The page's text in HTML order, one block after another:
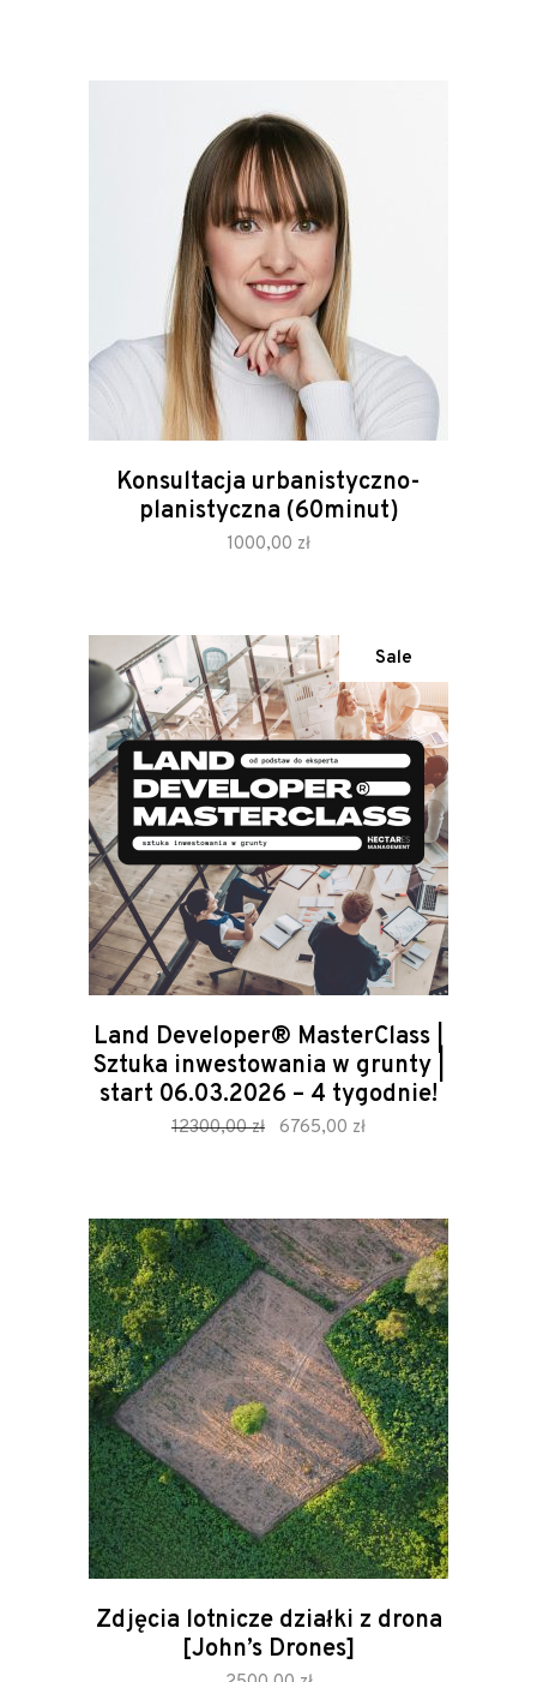
Konsultacja urbanistyczno-
planistyczna (60minut)
1000,00 zł
zamów
Sale
Land Developer® MasterClass |
Sztuka inwestowania w grunty |
start 06.03.2026 – 4 tygodnie!
12300,00zł Original
6765,00 złCurrent
zamów
Zdjęcia lotnicze działki z drona
[John’s Drones]